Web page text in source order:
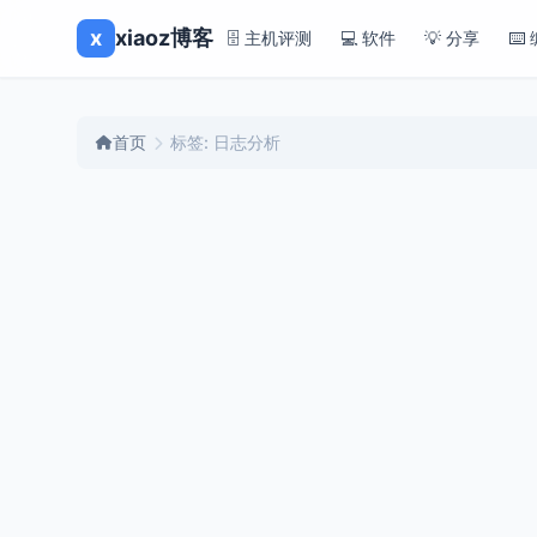
x xiaoz博客 🗄️ 主机评测 💻 软件 💡 分享 ⌨️
首页 标签: 日志分析